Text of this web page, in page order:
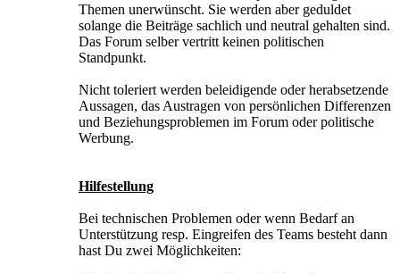
Themen unerwünscht. Sie werden aber geduldet
solange die Beiträge sachlich und neutral gehalten sind.
Das Forum selber vertritt keinen politischen
Standpunkt.
Nicht toleriert werden beleidigende oder herabsetzende
Aussagen, das Austragen von persönlichen Differenzen
und Beziehungsproblemen im Forum oder politische
Werbung.
Hilfestellung
Bei technischen Problemen oder wenn Bedarf an
Unterstützung resp. Eingreifen des Teams besteht dann
hast Du zwei Möglichkeiten: